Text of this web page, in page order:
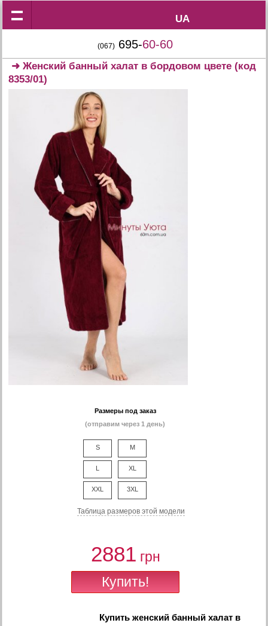
UA
UA
(067) 695-60-60
➜Женский банный халат в бордовом цвете (код
8353/01)
Размеры под заказ
(отправим через 1 день)
S M
L XL
XXL 3XL
Таблица размеров этой модели
2881 грн
Купить женский банный халат в